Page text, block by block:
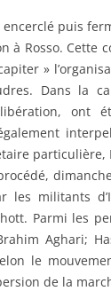
puis
à Rosso. Cette
»
Dans la
ont
les militants
Parmi les
Aghari;
le
de la